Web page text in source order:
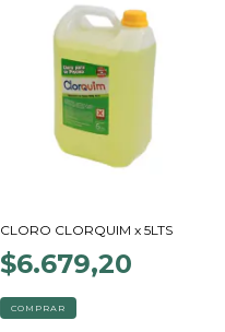
CLORO CLORQUIM x 5LTS
$6.679,20